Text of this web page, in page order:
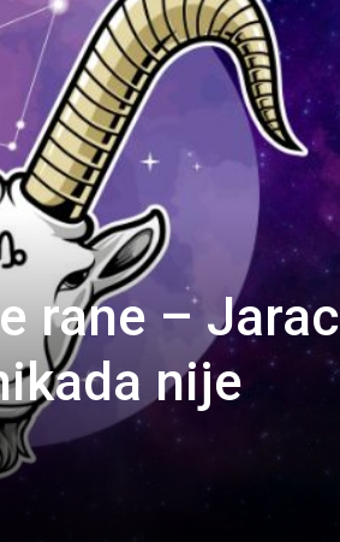
rane – Jarac
nije